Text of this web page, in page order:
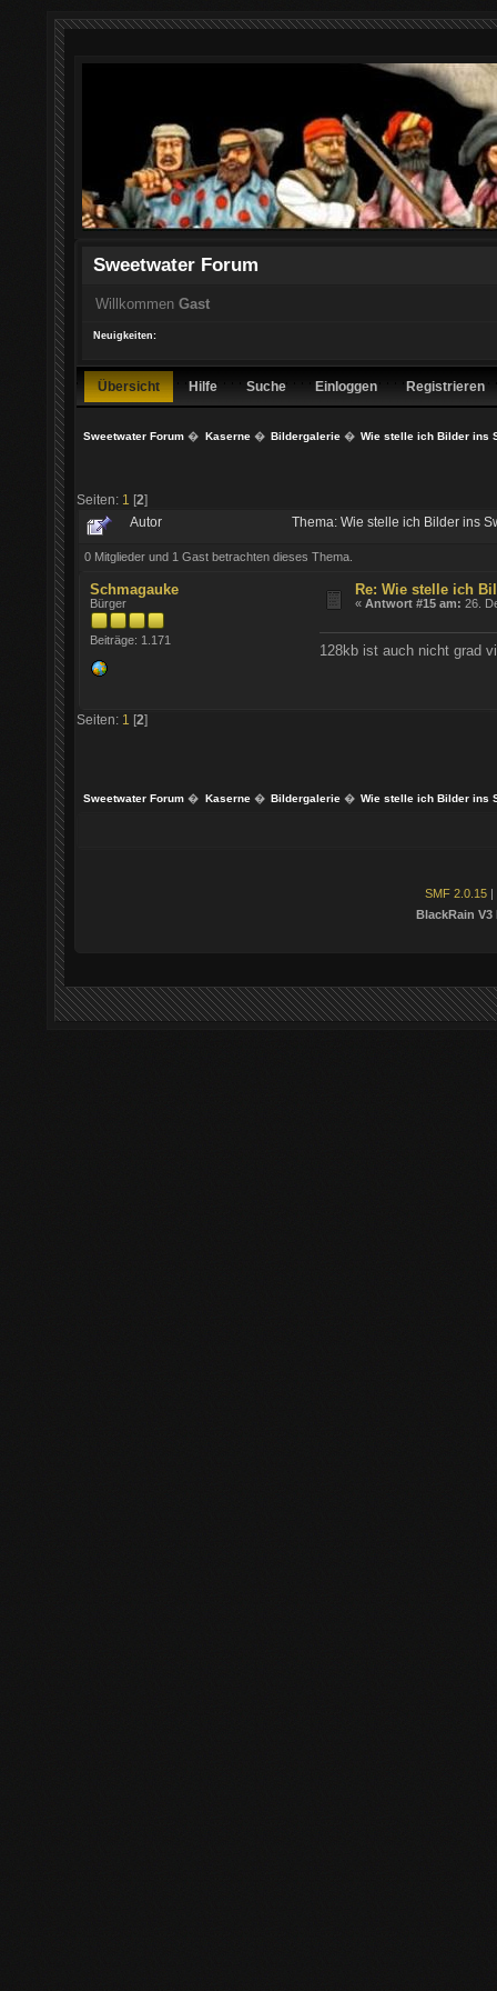
Sweetwater Forum
Willkommen Gast
Neuigkeiten:
Übersicht Hilfe Suche Einloggen Registrieren
Sweetwater Forum � Kaserne� Bildergalerie� Wie stelle ich Bilder ins
Seiten: 1 [2]
Autor Thema: Wie stelle ich Bilder ins
0 Mitglieder und 1 Gast betrachten dieses Thema.
Schmagauke
Bürger
Beiträge: 1.171
Re: Wie stelle ich
«Antwort #15 am: 26.
128kb ist auch nicht grad
Seiten: 1 [2]
Sweetwater Forum � Kaserne� Bildergalerie� Wie stelle ich Bilder ins
SMF 2.0.15
BlackRain V3